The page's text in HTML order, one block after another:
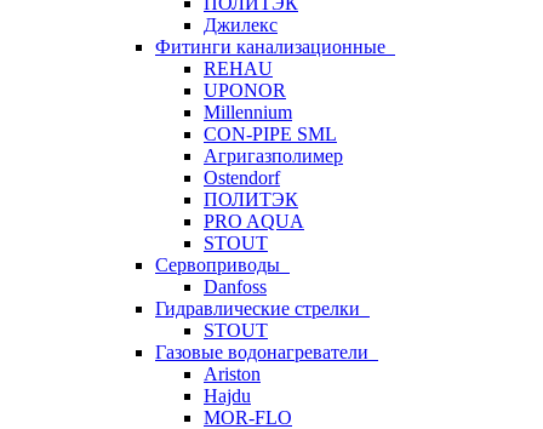
Джилекс
Фитинги канализационные
REHAU
UPONOR
Millennium
CON-PIPE SML
Агригазполимер
Ostendorf
ПОЛИТЭК
PRO AQUA
STOUT
Сервоприводы
Danfoss
Гидравлические стрелки
STOUT
Газовые водонагреватели
Ariston
Hajdu
MOR-FLO